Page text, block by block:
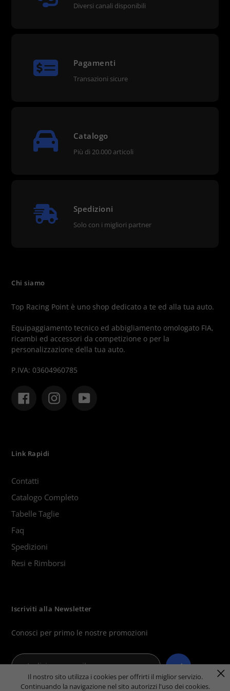
Diversi canali disponibili
Pagamenti
Transazioni sicure
Catalogo
Più di 20.000 articoli
Spedizioni
Solo con i migliori partner
Chi siamo
Top Racing Point è uno shop dedicato a te ed alla tua auto.
Equipaggiamento tecnico ed abbigliamento omologato FIA,
ricambi ed accessori da competizione o per la
personalizzazione della tua auto.
P.IVA: 03604960785
FacebookInstagram
Link Rapidi
Contatti
Catalogo Completo
Tabelle Taglie
Faq
Spedizioni
Resi e Rimborsi
Iscriviti alla Newsletter
Conosci per primo le nostre promozioni
Il nostro sito utilizza i cookies per offrirti il miglior servizio.
Continuando la navigazione nel sito autorizzi l'uso dei cookies.